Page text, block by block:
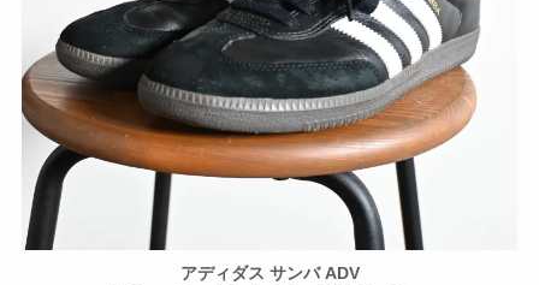
アディダス サンバ ADV